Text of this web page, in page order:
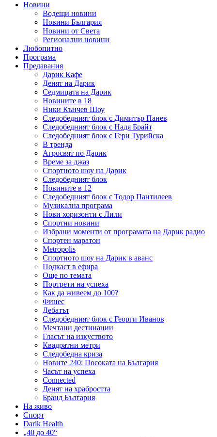
Новини
Водещи новини
Новини България
Новини от Света
Регионални новини
Любопитно
Програма
Предавания
Дарик Кафе
Денят на Дарик
Седмицата на Дарик
Новините в 18
Ники Кънчев Шоу
Следобедният блок с Димитър Панев
Следобедният блок с Надя Брайт
Следобедният блок с Гери Турийска
В тренда
Агросвят по Дарик
Време за джаз
Спортното шоу на Дарик
Следобедният блок
Новините в 12
Следобедният блок с Тодор Пантилеев
Музикална програма
Нови хоризонти с Лили
Спортни новини
Избрани моменти от програмата на Дарик радио
Спортен маратон
Metropolis
Спортното шоу на Дарик в аванс
Подкаст в ефира
Още по темата
Портрети на успеха
Как да живеем до 100?
Финес
Дебатът
Следобедният блок с Георги Иванов
Мечтани дестинации
Гласът на изкуството
Квадратни метри
Следобедна криза
Новите 240: Посоката на България
Часът на успеха
Connected
Денят на храбростта
Бранд България
На живо
Спорт
Darik Health
„40 до 40“